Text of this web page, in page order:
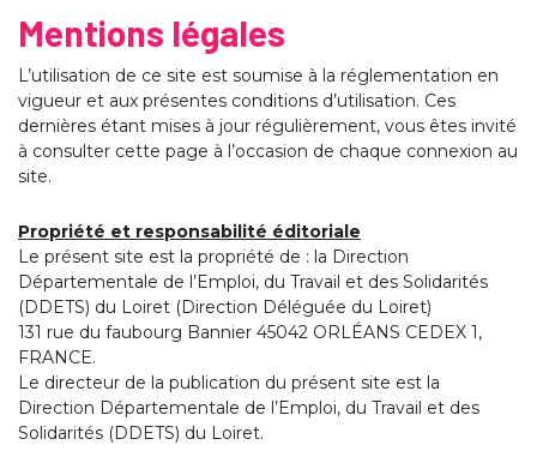
Mentions légales
L’utilisation de ce site est soumise à la réglementation en
vigueur et aux présentes conditions d’utilisation. Ces
dernières étant mises à jour régulièrement, vous êtes invité
à consulter cette page à l’occasion de chaque connexion au
site.
Propriété et responsabilité éditoriale
Le présent site est la propriété de : la Direction
Départementale de l’Emploi, du Travail et des Solidarités
(DDETS) du Loiret (Direction Déléguée du Loiret)
131 rue du faubourg Bannier 45042 ORLÉANS CEDEX 1,
FRANCE.
Le directeur de la publication du présent site est la
Direction Départementale de l’Emploi, du Travail et des
Solidarités (DDETS) du Loiret.